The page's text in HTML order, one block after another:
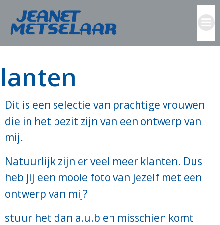
de
Klanten
Dit is een selectie van prachtige vrouwen
die in het bezit zijn van een ontwerp van
mij.
Natuurlijk zijn er veel meer klanten. Dus
heb jij een mooie foto van jezelf met een
ontwerp van mij?
stuur het dan a.u.b en misschien komt